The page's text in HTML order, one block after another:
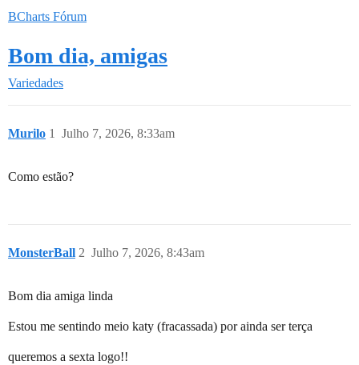
BCharts Fórum
Bom dia, amigas
Variedades
Murilo Julho 7, 2026, 8:33am
1
Como estão?
MonsterBall Julho 7, 2026, 8:43am
2
Bom dia amiga linda
Estou me sentindo meio katy (fracassada) por ainda ser terça
queremos a sexta logo!!